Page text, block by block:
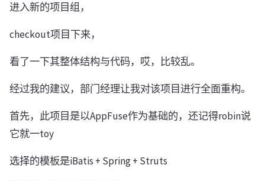
进入新的项目组，
checkout项目下来，
看了一下其整体结构与代码，哎，比较乱。
经过我的建议，部门经理让我对该项目进行全面重构。
首先，此项目是以AppFuse作为基础的，还记得robin说
它就一toy
选择的模板是iBatis + Spring + Struts